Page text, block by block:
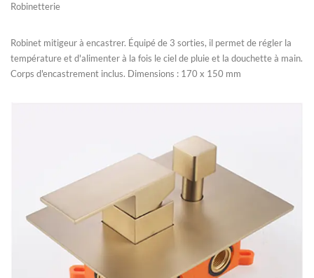
Robinetterie
Robinet mitigeur à encastrer. Équipé de 3 sorties, il permet de régler la
température et d'alimenter à la fois le ciel de pluie et la douchette à main.
Corps d'encastrement inclus. Dimensions : 170 x 150 mm